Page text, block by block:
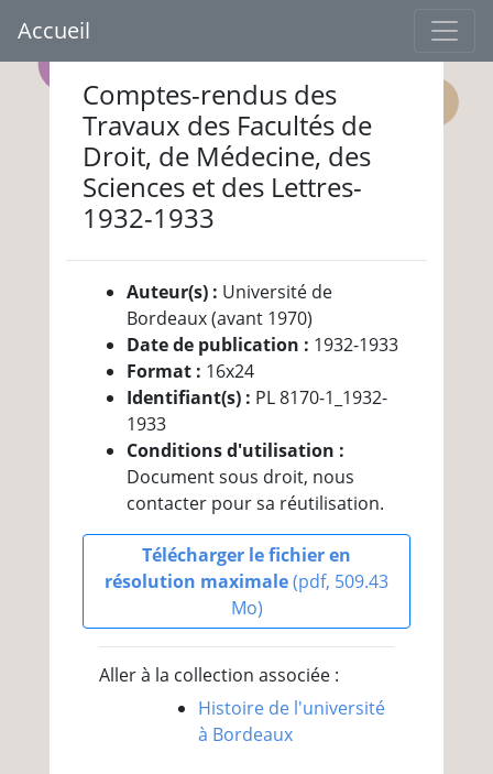
Accueil
Comptes-rendus des
Travaux des Facultés de
Droit, de Médecine, des
Sciences et des Lettres-
1932-1933
Auteur(s) : Université de
Bordeaux (avant 1970)
Date de publication : 1932-1933
Format : 16x24
Identifiant(s) : PL 8170-1_1932-
1933
Conditions d'utilisation :
Document sous droit, nous
contacter pour sa réutilisation.
Télécharger le fichier en
résolution maximale(pdf, 509.43
Mo)
Aller à la collection associée :
Histoire de l'université
à Bordeaux